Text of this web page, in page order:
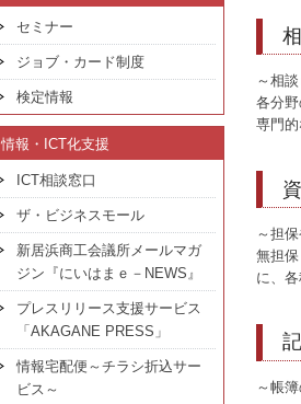
～相
各分
専門
～担
無担
に、
～帳
セミナー
ジョブ・カード制度
検定情報
情報・ICT化支援
ICT相談窓口
ザ・ビジネスモール
新居浜商工会議所メールマガ
ジン『にいはまｅ－NEWS』
プレスリリース支援サービス
「AKAGANE PRESS」
情報宅配便～チラシ折込サー
ビス～